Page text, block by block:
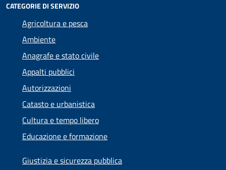
CATEGORIE DI SERVIZIO
Agricoltura e pesca
Ambiente
Anagrafe e stato civile
Appalti pubblici
Autorizzazioni
Catasto e urbanistica
Cultura e tempo libero
Educazione e formazione
Giustizia e sicurezza pubblica